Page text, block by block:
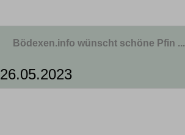
Bödexen.info wünscht schöne Pfin ...
26.05.2023